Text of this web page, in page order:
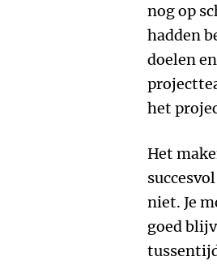
nog op
hadden
doelen
het
Het
niet. Je
goed